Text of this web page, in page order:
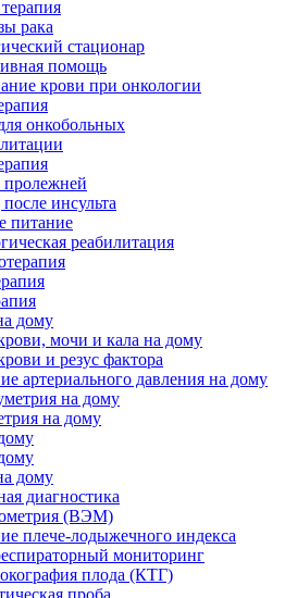
рака
стационар
помощь
крови при онкологии
онкобольных
пролежней
инсульта
питание
реабилитация
дому
мочи и кала на дому
и резус фактора
артериального давления на дому
на дому
на дому
дому
диагностика
(ВЭМ)
плече-лодыжечного индекса
мониторинг
плода (КТГ)
проба